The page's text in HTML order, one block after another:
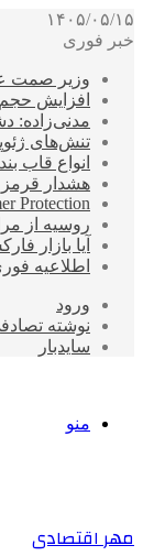
۱۴۰۵/۰۵/۱۵
خبر فوری
وزیر صمت
افزایش حجم
مدنی‌زاده:
تنش‌های
انواع قاب
هشدار قرمز هواشناسی
Protection
روسیه از
آیا بازار
اطلاعیه
ورود
نوشته
سایدبار
منو
مهر اقتصادی